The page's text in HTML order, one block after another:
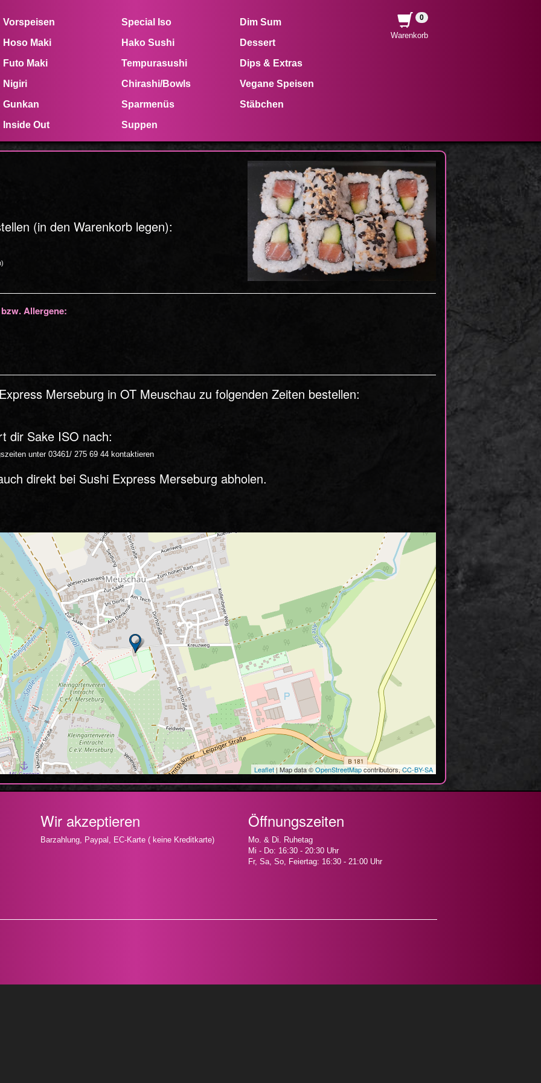
Vorspeisen
Hoso Maki
Futo Maki
Nigiri
Gunkan
Inside Out
Special Iso
Hako Sushi
Tempurasushi
Chirashi/Bowls
Sparmenüs
Suppen
Dim Sum
Dessert
Dips & Extras
Vegane Speisen
Stäbchen
0
Warenkorb
(in den Warenkorb legen):
Allergene:
Merseburg in OT Meuschau zu folgenden Zeiten bestellen:
dir Sake ISO nach:
unter 03461/ 275 69 44 kontaktieren
direkt bei Sushi Express Merseburg abholen.
Leaflet| Map data ©OpenStreetMapcontributors,CC-BY-SA
Wir akzeptieren
Barzahlung, Paypal, EC-Karte ( keine Kreditkarte)
Öffnungszeiten
Mo. & Di. Ruhetag
Mi - Do: 16:30 - 20:30 Uhr
Fr, Sa, So, Feiertag: 16:30 - 21:00 Uhr